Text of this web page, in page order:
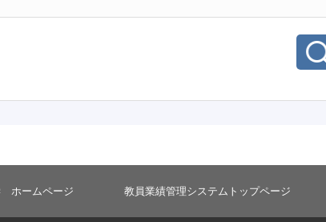
ホームページ 教員業績管理システムトップページ